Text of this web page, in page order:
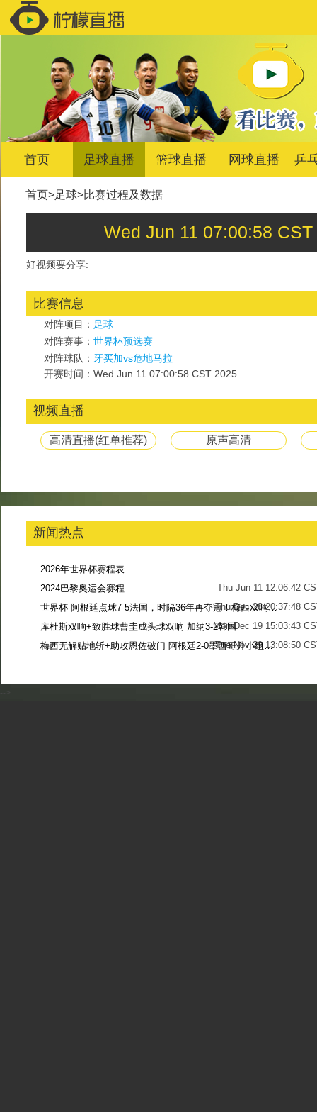
首页 足球直播 篮球直播 网球直播 乒
首页>足球>比赛过程及数据
Wed Jun 11 07:00:58
好视频要分享:
比赛信息
对阵项目： 足球
对阵赛事： 世界杯预选赛
对阵球队： 牙买加vs危地马拉
开赛时间：Wed Jun 11 07:00:58 CST 2025
视频直播
高清直播(红单推荐) 原声高清
新闻热点
2026年世界杯赛程表
Thu Jun 11 12:06:42
2024巴黎奥运会赛程
Thu Dec 28 20:37:48
世界杯-阿根廷点球7-5法国，时隔36年再夺冠！梅西双响姆巴佩戴帽
Mon Dec 19 15:03:43
库杜斯双响+致胜球曹圭成头球双响 加纳3-2韩国
Tue Nov 29 13:08:50
梅西无解贴地斩+助攻恩佐破门 阿根廷2-0墨西哥升小组第二